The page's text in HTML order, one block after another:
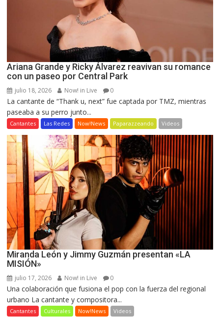
Ariana Grande y Ricky Álvarez reavivan su romance
con un paseo por Central Park
julio 18, 2026 Now! in Live 0
La cantante de “Thank u, next” fue captada por TMZ, mientras
paseaba a su perro junto...
Cantantes Las Redes Now!News Paparazzeando Videos
Miranda León y Jimmy Guzmán presentan «LA
MISIÓN»
julio 17, 2026 Now! in Live 0
Una colaboración que fusiona el pop con la fuerza del regional
urbano La cantante y compositora...
Cantantes Culturales Now!News Videos